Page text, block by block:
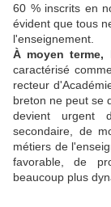
60 % inscrits en
évident que tous
l'enseignement.
À moyen
caractérisé
recteur
breton ne peut se
devient urgent
secondaire, de
métiers de
favorable, de
beaucoup plus